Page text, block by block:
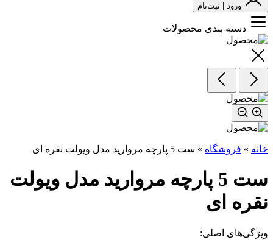
ورود | ثبت‌نام
دسته بندی محصولات
خانه » فروشگاه » ست‌ 5‌ پارچه‌ مروارید مدل ویولت نقره ای
ست‌ 5‌ پارچه‌ مروارید مدل ویولت
نقره ای
ویژگی‌های اصلی: